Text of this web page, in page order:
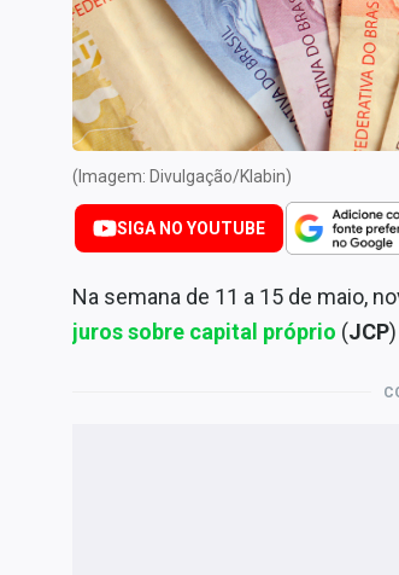
Internacional
Marketing
Tecnologia
Conteúdo de Marca
Sobre
Expediente
(Imagem: Divulgação/Klabin)
SIGA NO YOUTUBE
Na semana de 11 a 15 de maio,
juros sobre capital próprio (JCP